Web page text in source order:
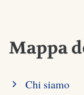
Mappa
Chi siamo